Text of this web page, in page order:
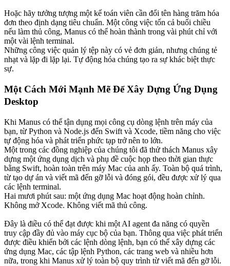
Hoặc hãy tưởng tượng một kế toán viên cần đổi tên hàng trăm hóa
đơn theo định dạng tiêu chuẩn. Một công việc tốn cả buổi chiều
nếu làm thủ công, Manus có thể hoàn thành trong vài phút chỉ với
một vài lệnh terminal.
Những công việc quản lý tệp này có vẻ đơn giản, nhưng chúng tẻ
nhạt và lặp đi lặp lại. Tự động hóa chúng tạo ra sự khác biệt thực
sự.
Một Cách Mới Mạnh Mẽ Để Xây Dựng Ứng Dụng
Desktop
Khi Manus có thể tận dụng mọi công cụ dòng lệnh trên máy của
bạn, từ Python và Node.js đến Swift và Xcode, tiềm năng cho việc
tự động hóa và phát triển phức tạp trở nên to lớn.
Một trong các đồng nghiệp của chúng tôi đã thử thách Manus xây
dựng một ứng dụng dịch và phụ đề cuộc họp theo thời gian thực
bằng Swift, hoàn toàn trên máy Mac của anh ấy. Toàn bộ quá trình,
từ tạo dự án và viết mã đến gỡ lỗi và đóng gói, đều được xử lý qua
các lệnh terminal.
Hai mươi phút sau: một ứng dụng Mac hoạt động hoàn chỉnh.
Không mở Xcode. Không viết mã thủ công.
Đây là điều có thể đạt được khi một AI agent đa năng có quyền
truy cập đầy đủ vào máy cục bộ của bạn. Thông qua việc phát triển
được điều khiển bởi các lệnh dòng lệnh, bạn có thể xây dựng các
ứng dụng Mac, các tập lệnh Python, các trang web và nhiều hơn
nữa, trong khi Manus xử lý toàn bộ quy trình từ viết mã đến gỡ lỗi.